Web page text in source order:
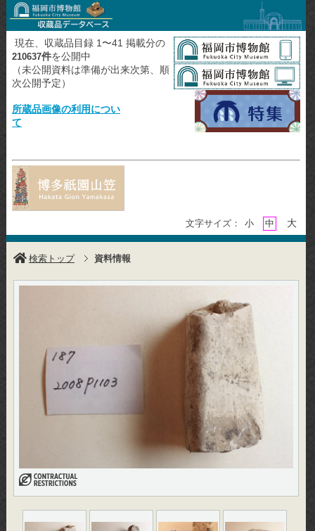
現在、収蔵品目録 1〜41 掲載分の
210637件を公開中
（未公開資料は準備が出来次第、順
次公開予定）
所蔵品画像の利用につい
て
文字サイズ： 小 中 大
検索トップ 資料情報